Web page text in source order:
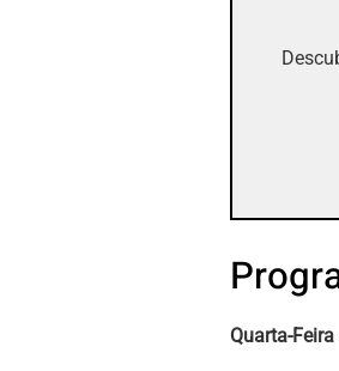
Quarta-